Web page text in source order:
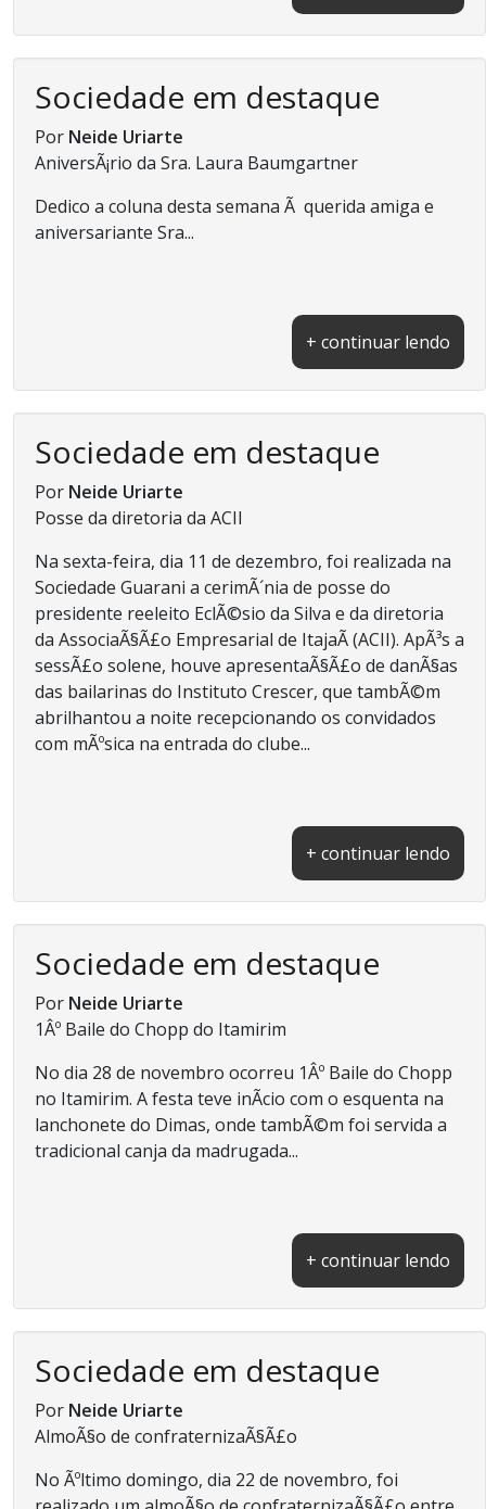
Sociedade em destaque
Por Neide Uriarte
AniversÃ¡rio da Sra. Laura Baumgartner
Dedico a coluna desta semana Ã querida amiga e
aniversariante Sra...
+ continuar lendo
Sociedade em destaque
Por Neide Uriarte
Posse da diretoria da ACII
Na sexta-feira, dia 11 de dezembro, foi realizada na
Sociedade Guarani a cerimÃ´nia de posse do
presidente reeleito EclÃ©sio da Silva e da diretoria
da AssociaÃ§Ã£o Empresarial de ItajaÃ­ (ACII). ApÃ³s a
sessÃ£o solene, houve apresentaÃ§Ã£o de danÃ§as
das bailarinas do Instituto Crescer, que tambÃ©m
abrilhantou a noite recepcionando os convidados
com mÃºsica na entrada do clube...
+ continuar lendo
Sociedade em destaque
Por Neide Uriarte
1Âº Baile do Chopp do Itamirim
No dia 28 de novembro ocorreu 1Âº Baile do Chopp
no Itamirim. A festa teve inÃ­cio com o esquenta na
lanchonete do Dimas, onde tambÃ©m foi servida a
tradicional canja da madrugada...
+ continuar lendo
Sociedade em destaque
Por Neide Uriarte
AlmoÃ§o de confraternizaÃ§Ã£o
No Ãºltimo domingo, dia 22 de novembro, foi